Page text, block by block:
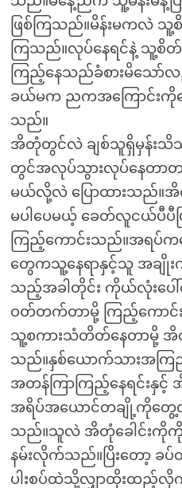
ဖြစ်ကြသည်။မိန်းမကလဲ သူ့
ကြသည်။လုပ်နေရင်နဲ့ သူ့
ကြည့်နေသည်ခံစားမိသော်
ခယ်မက ညကအကြောင်းကို
သည်။
အိတုံတွင်လဲ ချစ်သူရှိမှန်းသိ
တွင်အလုပ်သွားလုပ်နေတာတစ်
မယ်လို့လဲ ပြောထားသည်။
မပါပေမယ့် ခေတ်လူငယ်
ကြည့်ကောင်းသည်။အရပ်
တွေကသူ့နေရာနှင့်သူ အချို
သည့်အခါတိုင်း ကိုယ်လုံးပေ
ဝတ်တက်တာမို့ ကြည့်ကောင်
သူ့စကားသံတိတ်နေတာမို့
သည်။နှစ်ယောက်သားအကြ
အတန်ကြာကြည့်နေရင်းနှ
အရိပ်အယောင်တချို့ကို
သည်။သူလဲ အိတုံခေါင်းကိုကို
နမ်းလိုက်သည်။ပြိးတော့ ခ
ပါးစပ်ထဲသို့လျှာထိုးထည့်လို